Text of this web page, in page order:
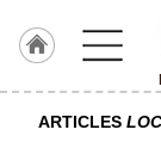
J'adhère
ARTICLES